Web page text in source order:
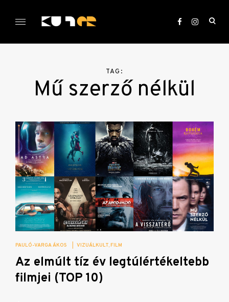
KULTer.hu
TAG:
Mű szerző nélkül
PAULÓ-VARGA ÁKOS VIZUÁLKULT FILM
Az elmúlt tíz év legtúlértékeltebb
filmjei (TOP 10)